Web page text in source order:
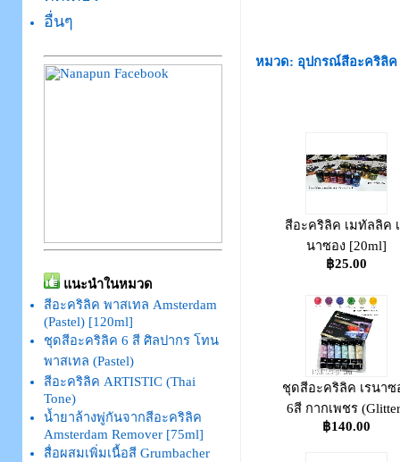
อื่นๆ
แนะนำในหมวด
สีอะคริลิค พาสเทล Amsterdam
(Pastel) [120ml]
ชุดสีอะคริลิค 6 สี ศิลปากร โทน
พาสเทล (Pastel)
สีอะคริลิค ARTISTIC (Thai
Tone)
น้ำยาล้างพู่กันจากสีอะคริลิค
Amsterdam Remover [75ml]
สื่อผสมเพิ่มเนื้อสี Grumbacher
หมวด: อุปกรณ์สีอะคริลิค
สีอะคริลิค เมทัลลิค
นาซอง [20ml]
฿25.00
ชุดสีอะคริลิค เรนาซ
6สี กากเพชร
฿140.00